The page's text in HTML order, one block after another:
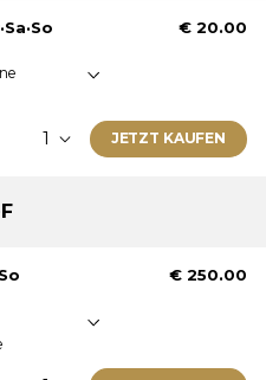
Freitag · Samstag ·
zugestellt.
·Sa·So € 20.00
JETZT KAUFEN
der Ticketliste.
Freitag · Samstag ·
So € 250.00